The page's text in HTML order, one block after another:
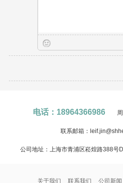
电话：18964366986
联系邮箱：
公司地址：上海市青浦区崧煌路388号
关于我们 联系我们 公司新闻